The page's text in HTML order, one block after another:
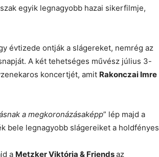
egyik legnagyobb hazai sikerfilmje,
évtizede ontják a slágereket, nemrég az
A két tehetséges művész július 3-
koncertjét, amit Rakonczai Imre
a megkoronázásaképp” lép majd a
bele legnagyobb slágereiket a holdfényes
a Metzker Viktória & Friendsaz